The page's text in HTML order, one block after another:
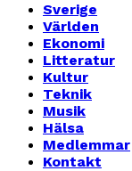
Sverige
Världen
Ekonomi
Litteratur
Kultur
Teknik
Musik
Hälsa
Medlemmar
Kontakt